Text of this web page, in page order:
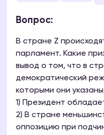
Вопрос:
В стране Z
парламент. Какие
вывод о том, что в
демократический
которыми они
1) Президент
2) В стране
оппозицию при